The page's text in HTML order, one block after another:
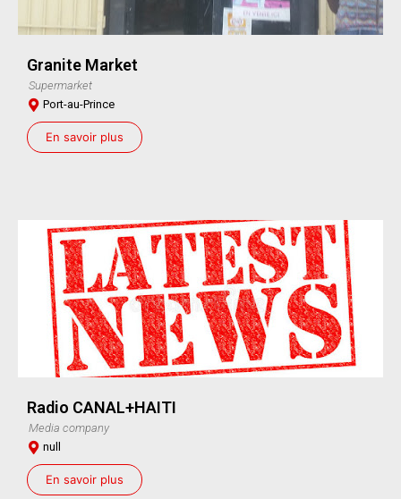
Granite Market
Supermarket
Port-au-Prince
En savoir plus
Radio CANAL+HAITI
Media company
null
En savoir plus